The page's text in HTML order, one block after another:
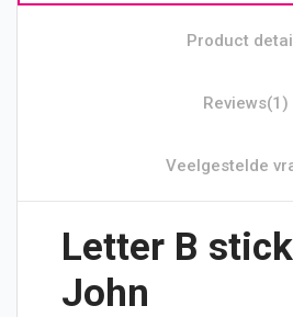
Product
Reviews(1)
Veelgestelde
Letter B
John